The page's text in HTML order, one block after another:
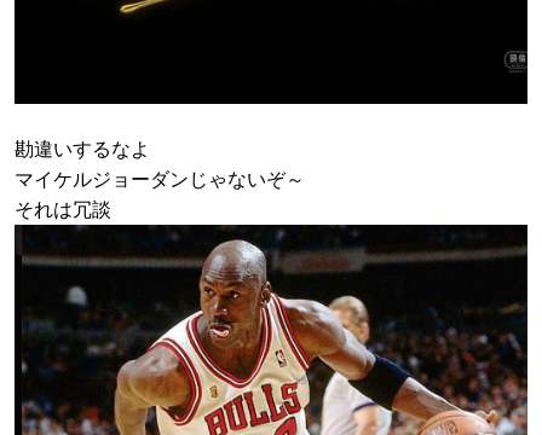
勘違いするなよ
マイケルジョーダンじゃないぞ～
それは冗談